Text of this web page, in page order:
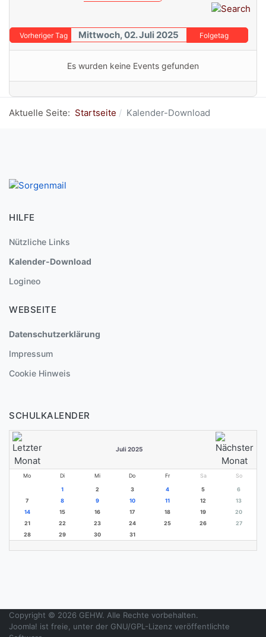
Vorheriger Tag Mittwoch, 02. Juli 2025 Folgetag
Es wurden keine Events gefunden
Aktuelle Seite: Startseite Kalender-Download
HILFE
Nützliche Links
Kalender-Download
Logineo
WEBSEITE
Datenschutzerklärung
Impressum
Cookie Hinweis
SCHULKALENDER
Juli 2025
Mo Di Mi Do Fr Sa So
1 2 3 4 5
6
7
8 9 10 11 12
13
14
15 16 17 18 19
20
21
22 23 24 25 26
27
28
29 30 31
Copyright © 2026 GEHW. Alle Rechte vorbehalten.
Joomla! ist freie, unter der GNU/GPL-Lizenz veröffentlichte